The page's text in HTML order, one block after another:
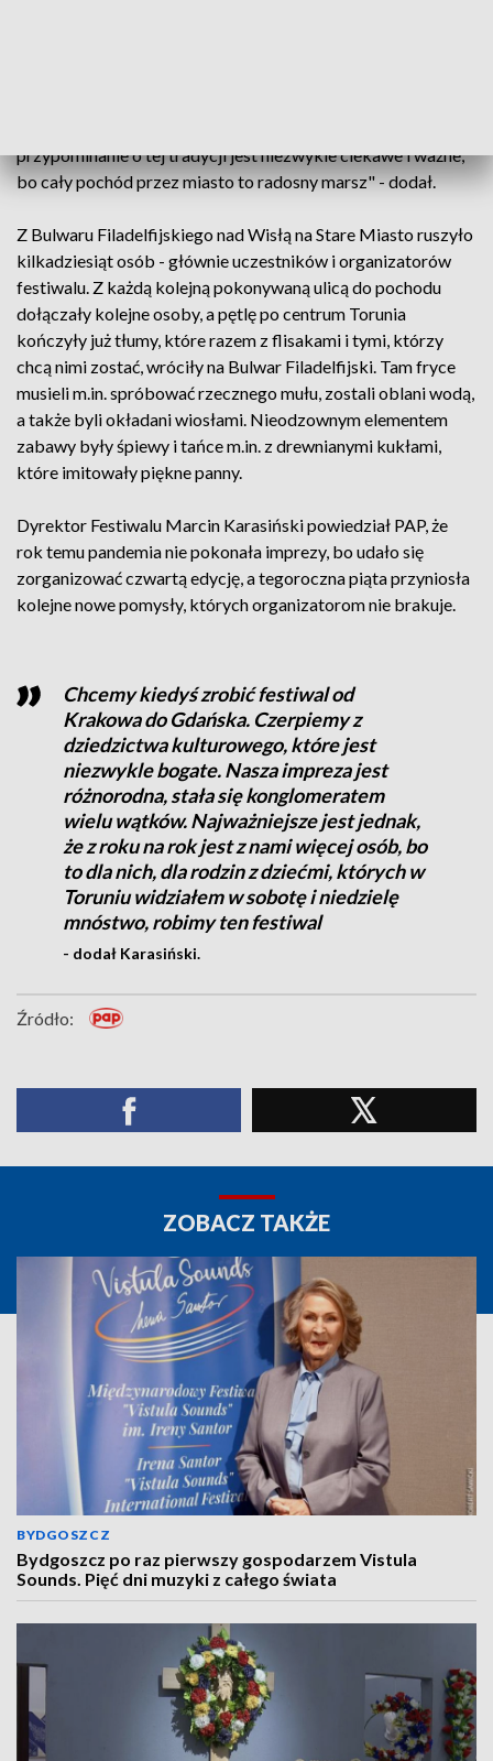
przypominanie o tej tradycji jest niezwykle ciekawe i ważne,
bo cały pochód przez miasto to radosny marsz" - dodał.
Z Bulwaru Filadelfijskiego nad Wisłą na Stare Miasto ruszyło
kilkadziesiąt osób - głównie uczestników i organizatorów
festiwalu. Z każdą kolejną pokonywaną ulicą do pochodu
dołączały kolejne osoby, a pętlę po centrum Torunia
kończyły już tłumy, które razem z flisakami i tymi, którzy
chcą nimi zostać, wróciły na Bulwar Filadelfijski. Tam fryce
musieli m.in. spróbować rzecznego mułu, zostali oblani wodą,
a także byli okładani wiosłami. Nieodzownym elementem
zabawy były śpiewy i tańce m.in. z drewnianymi kukłami,
które imitowały piękne panny.
Dyrektor Festiwalu Marcin Karasiński powiedział PAP, że
rok temu pandemia nie pokonała imprezy, bo udało się
zorganizować czwartą edycję, a tegoroczna piąta przyniosła
kolejne nowe pomysły, których organizatorom nie brakuje.
Chcemy kiedyś zrobić festiwal od
Krakowa do Gdańska. Czerpiemy z
dziedzictwa kulturowego, które jest
niezwykle bogate. Nasza impreza jest
różnorodna, stała się konglomeratem
wielu wątków. Najważniejsze jest jednak,
że z roku na rok jest z nami więcej osób, bo
to dla nich, dla rodzin z dziećmi, których w
Toruniu widziałem w sobotę i niedzielę
mnóstwo, robimy ten festiwal
- dodał Karasiński.
Źródło:
ZOBACZ TAKŻE
BYDGOSZCZ
Bydgoszcz po raz pierwszy gospodarzem Vistula
Sounds. Pięć dni muzyki z całego świata